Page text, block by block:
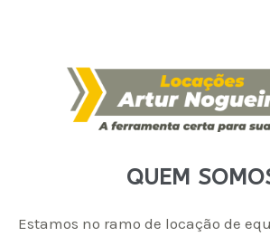
QUEM
Estamos no ramo de locação de